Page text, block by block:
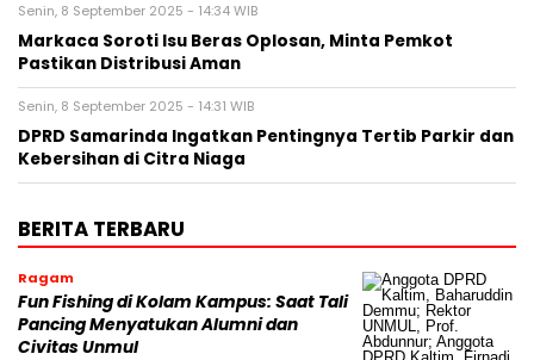
Senin, 8 September 2025 - 14:34 WIB
Markaca Soroti Isu Beras Oplosan, Minta Pemkot
Pastikan Distribusi Aman
Senin, 8 September 2025 - 14:31 WIB
DPRD Samarinda Ingatkan Pentingnya Tertib Parkir dan
Kebersihan di Citra Niaga
BERITA TERBARU
Ragam
Fun Fishing di Kolam Kampus: Saat Tali
Pancing Menyatukan Alumni dan
Civitas Unmul